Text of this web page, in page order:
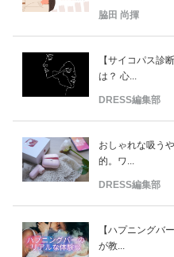
脇田 尚揮
【サイコパス診
は？ 心...
DRESS編集部
おしゃれな吸う
的。ワ...
DRESS編集部
【ハプニングバ
が教...